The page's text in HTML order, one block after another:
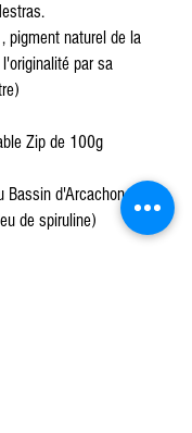
pigment naturel de la
par sa
Zip de 100g
Bassin d'Arcachon ,
de spiruline)